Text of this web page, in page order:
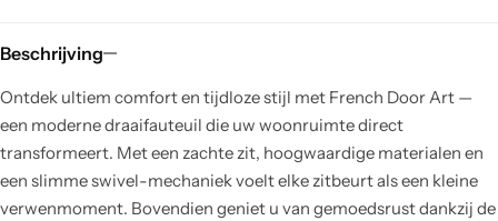
Beschrijving
Ontdek ultiem comfort en tijdloze stijl met French Door Art —
een moderne draaifauteuil die uw woonruimte direct
transformeert. Met een zachte zit, hoogwaardige materialen en
een slimme swivel-mechaniek voelt elke zitbeurt als een kleine
verwenmoment. Bovendien geniet u van gemoedsrust dankzij de